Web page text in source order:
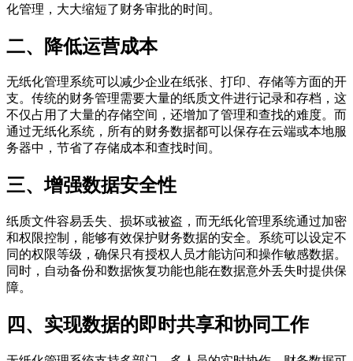
化管理，大大缩短了财务审批的时间。
二、降低运营成本
无纸化管理系统可以减少企业在纸张、打印、存储等方面的开
支。传统的财务管理需要大量的纸质文件进行记录和存档，这
不仅占用了大量的存储空间，还增加了管理和查找的难度。而
通过无纸化系统，所有的财务数据都可以保存在云端或本地服
务器中，节省了存储成本和查找时间。
三、增强数据安全性
纸质文件容易丢失、损坏或被盗，而无纸化管理系统通过加密
和权限控制，能够有效保护财务数据的安全。系统可以设定不
同的权限等级，确保只有授权人员才能访问和操作敏感数据。
同时，自动备份和数据恢复功能也能在数据意外丢失时提供保
障。
四、实现数据的即时共享和协同工作